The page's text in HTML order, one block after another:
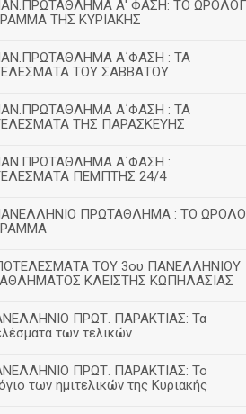
Α' ΦΑΣΗ: ΤΟ
ΤΗΣ ΚΥΡΙΑΚΗΣ
Α΄ΦΑΣΗ : ΤΑ
ΤΟΥ ΣΑΒΒΑΤΟΥ
Α΄ΦΑΣΗ : ΤΑ
ΤΗΣ ΠΑΡΑΣΚΕΥΗΣ
Α΄ΦΑΣΗ :
ΠΕΜΠΤΗΣ 24/4
ΠΡΩΤΑΘΛΗΜΑ : ΤΟ
ΤΟΥ 3ου ΠΑΝΕΛΛΗΝΙΟΥ
ΚΛΕΙΣΤΗΣ ΚΩΠΗΛΑΣΙΑΣ
ΠΡΩΤ. ΠΑΡΑΚΤΙΑΣ: Τα
των τελικών
ΠΡΩΤ. ΠΑΡΑΚΤΙΑΣ: Το
των ημιτελικών της Κυριακής